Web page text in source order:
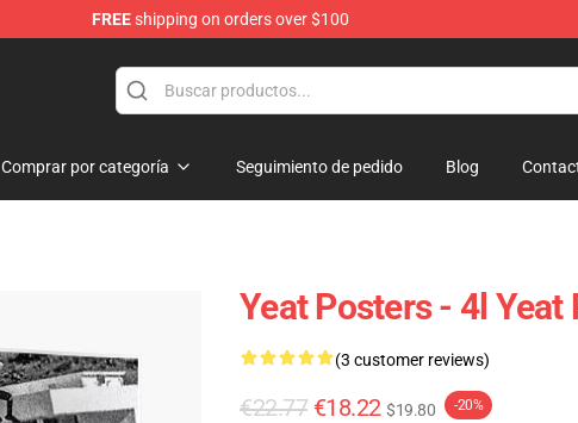
FREEshipping on orders over $100
Comprar por categoría Seguimiento de pedido Blog
Yeat Posters - 4l Yeat
(3 customer reviews)
€22.77 €18.22 $19.80 -20%